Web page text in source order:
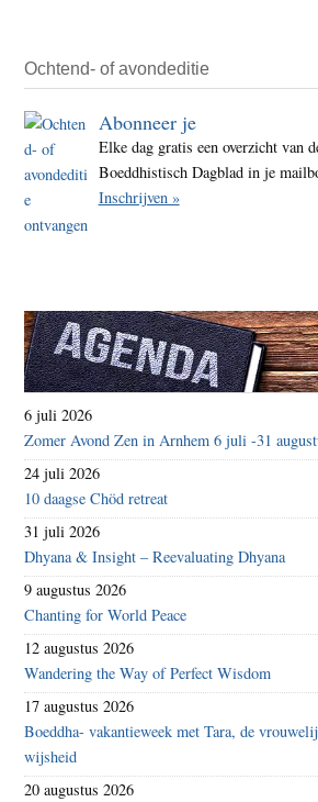
Ochtend- of avondeditie
Abonneer je
Elke dag gratis een overzicht van
Boeddhistisch Dagblad in je
Inschrijven »
6 juli 2026
Zomer Avond Zen in Arnhem 6 juli -31
24 juli 2026
10 daagse Chöd retreat
31 juli 2026
Dhyana & Insight – Reevaluating Dhyana
9 augustus 2026
Chanting for World Peace
12 augustus 2026
Wandering the Way of Perfect Wisdom
17 augustus 2026
Boeddha- vakantieweek met Tara, de
wijsheid
20 augustus 2026